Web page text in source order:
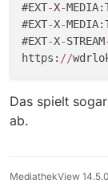
#EXT-X-
#EXT-X-
#EXT-X-STREAM
https: //
Das spielt
ab.
MediathekView